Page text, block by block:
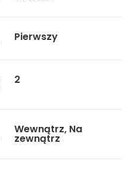
Pierwszy
2
Wewnątrz, Na
zewnątrz